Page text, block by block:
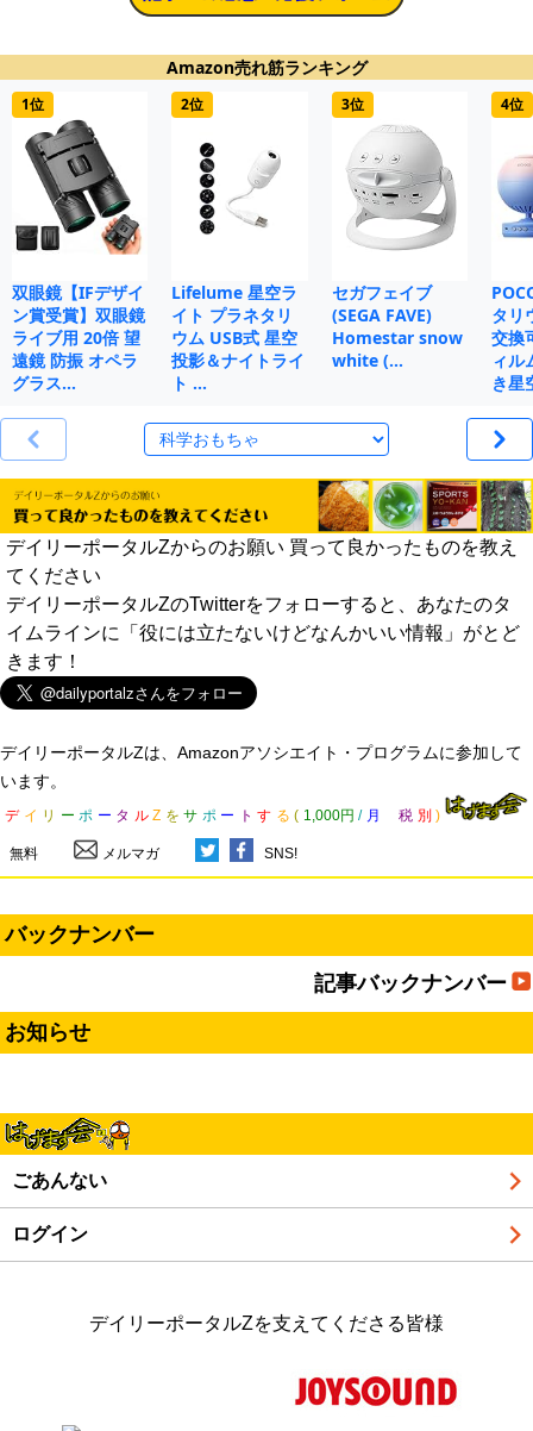
Amazon売れ筋ランキング
1位
双眼鏡【IFデザイ
ン賞受賞】双眼鏡
ライブ用 20倍 望
遠鏡 防振 オペラ
グラス…
2位
Lifelume 星空ラ
イト プラネタリ
ウム USB式 星空
投影＆ナイトライ
ト …
3位
セガフェイブ
(SEGA FAVE)
Homestar snow
white (…
4位
タリ
交換
ィル
き星
デイリーポータルZからのお願い 買って良かったものを教え
てください
デイリーポータルZのTwitterをフォローすると、あなたのタ
イムラインに「役には立たないけどなんかいい情報」がとど
きます！
デイリーポータルZは、Amazonアソシエイト・プログラムに参加して
います。
デ イ リ ー ポ ー タ ル Z を サ ポ ー ト す る ( 1,000円 / 月 税 別 )
無料 メルマガ SNS!
バックナンバー
記事バックナンバー
お知らせ
ごあんない
ログイン
デイリーポータルZを支えてくださる皆様